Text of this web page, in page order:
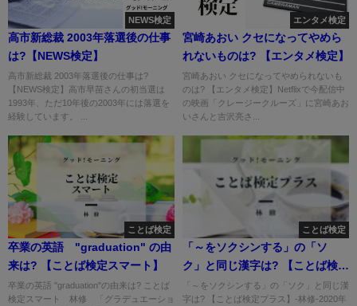
NEWS検定
高市新総裁 2003年落選後の仕事
は?【NEWS検定】
高市新総裁 2003年落選後の仕事は?
【NEWS検定】高市早苗さんの初当選は
1993年、ただ10年後の2003年には落選を
経験しています。 ...
エンタメ検定
宮崎あおい クセになってやめら
れないものは? 【エンタメ検定】
宮崎あおい クセになってやめられないも
のは? 【エンタメ検定】Netflixで今配信中
の映画「クレージークルーズ」に宮崎あお
いさんと吉沢亮さ...
ことば検定
卒業の英語 "graduation" の由
来は? 【ことば検定スマート】
卒業の英語 "graduation"の由来は? ことば
検定スマート 林修 「グラデュエーショ
ことば検定
「～をソクシンする」の「ソ
ク」と同じ漢字は? 【ことば検定
プラス】
「～をソクシンする」の「ソク」と同じ漢
字は? 【ことば検定プラス】-林修-2020年